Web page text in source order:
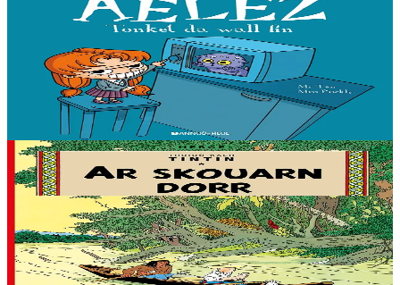
Tout ça finira mal
« Que ce soit pour faire enrager mes parents, torturer mon stupide
chat, lutter contre Jade et ses copines ou briser le coeur de
Geoffroy... j'ai toujours une idée intéressante !...
11,50 €
7 ans et plus
Bannoù-heol
L'Oreille cassée
L'Oreille Cassée (1937) est une course poursuite palpitante. Tintin
s'embarque pour l'Amérique du Sud afin de récupérer un fétiche
volé....